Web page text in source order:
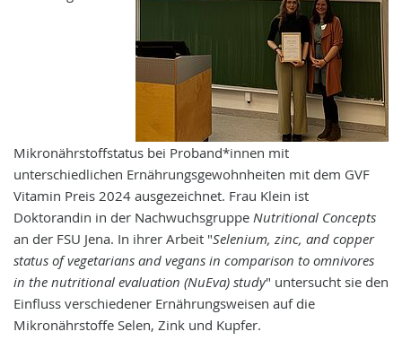
Mikronährstoffstatus bei Proband*innen mit
unterschiedlichen Ernährungsgewohnheiten mit dem GVF
Vitamin Preis 2024 ausgezeichnet. Frau Klein ist
Doktorandin in der Nachwuchsgruppe Nutritional Concepts
an der FSU Jena. In ihrer Arbeit "Selenium, zinc, and copper
status of vegetarians and vegans in comparison to omnivores
in the nutritional evaluation (NuEva) study" untersucht sie den
Einfluss verschiedener Ernährungsweisen auf die
Mikronährstoffe Selen, Zink und Kupfer.